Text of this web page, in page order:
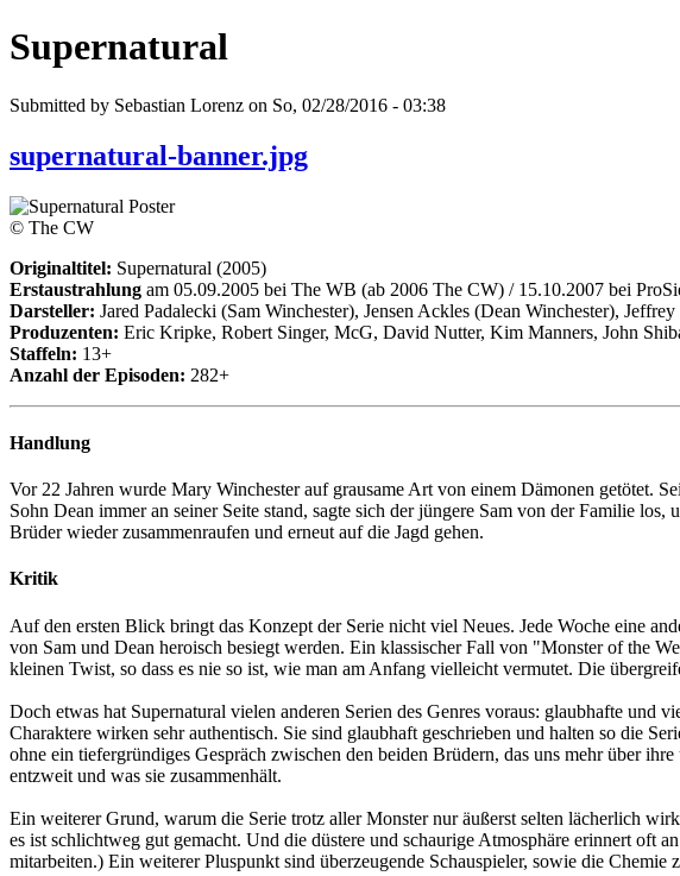
Supernatural
Submitted by Sebastian Lorenz on So, 02/28/2016 - 03:38
supernatural-banner.jpg
© The CW
Originaltitel: Supernatural (2005)
Erstaustrahlung am 05.09.2005 bei The WB (ab 2006 The CW) / 15.10.2007 bei
Darsteller: Jared Padalecki (Sam Winchester), Jensen Ackles (Dean Winchester),
Produzenten: Eric Kripke, Robert Singer, McG, David Nutter, Kim Manners, John
Staffeln: 13+
Anzahl der Episoden: 282+
Handlung
Vor 22 Jahren wurde Mary Winchester auf grausame Art von einem Dämonen getötet.
Sohn Dean immer an seiner Seite stand, sagte sich der jüngere Sam von der Familie
Brüder wieder zusammenraufen und erneut auf die Jagd gehen.
Kritik
Auf den ersten Blick bringt das Konzept der Serie nicht viel Neues. Jede Woche eine
von Sam und Dean heroisch besiegt werden. Ein klassischer Fall von "Monster of the
kleinen Twist, so dass es nie so ist, wie man am Anfang vielleicht vermutet. Die
Doch etwas hat Supernatural vielen anderen Serien des Genres voraus: glaubhafte und
Charaktere wirken sehr authentisch. Sie sind glaubhaft geschrieben und halten so die
ohne ein tiefergründiges Gespräch zwischen den beiden Brüdern, das uns mehr über
entzweit und was sie zusammenhält.
Ein weiterer Grund, warum die Serie trotz aller Monster nur äußerst selten lächerlich
es ist schlichtweg gut gemacht. Und die düstere und schaurige Atmosphäre erinnert
mitarbeiten.) Ein weiterer Pluspunkt sind überzeugende Schauspieler, sowie die